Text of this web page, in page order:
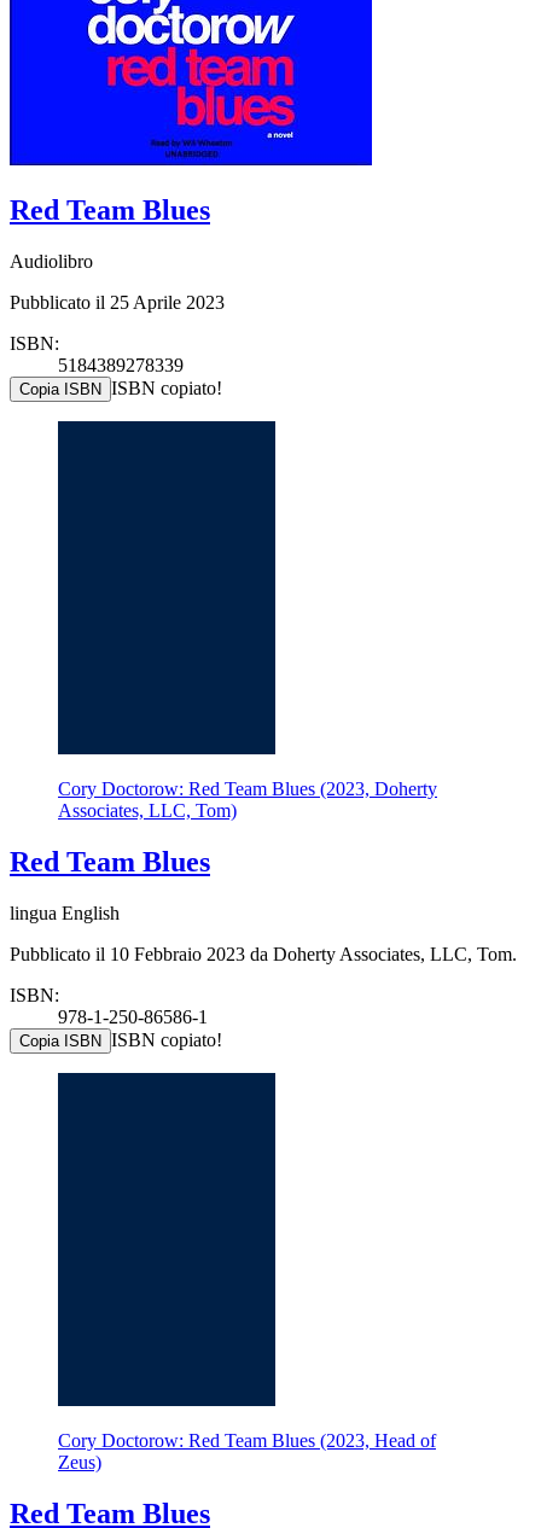
Red Team Blues
Audiolibro
Pubblicato il 25 Aprile 2023
ISBN:
5184389278339
Copia ISBN ISBN copiato!
Cory Doctorow: Red Team Blues (2023, Doherty
Associates, LLC, Tom)
Red Team Blues
lingua English
Pubblicato il 10 Febbraio 2023 da Doherty Associates, LLC, Tom.
ISBN:
978-1-250-86586-1
Copia ISBN ISBN copiato!
Cory Doctorow: Red Team Blues (2023, Head of
Zeus)
Red Team Blues